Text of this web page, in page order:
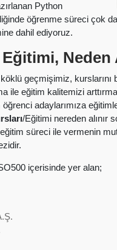
Python
öğrenme süreci çok
dahil ediyoruz.
Neden
geçmişimiz, kurslarını
ile eğitim kalitemizi
adaylarımıza
/Eğitimi nereden alınır
süreci ile vermenin
içerisinde yer alan;